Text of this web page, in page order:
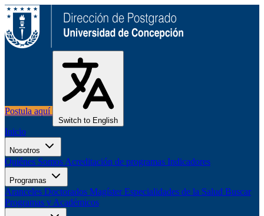
Postula aquí
Switch to English
Inicio
Nosotros
Quiénes Somos Acreditación de programas Indicadores
Programas
Aranceles Doctorados Magíster Especialidades de la Salud Buscar
Programas y Académicos